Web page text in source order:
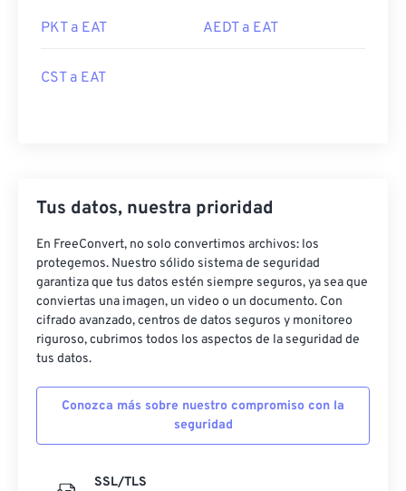
PKT a EAT AEDT a EAT
CST a EAT
Tus datos, nuestra prioridad
En FreeConvert, no solo convertimos archivos: los
protegemos. Nuestro sólido sistema de seguridad
garantiza que tus datos estén siempre seguros, ya sea que
conviertas una imagen, un video o un documento. Con
cifrado avanzado, centros de datos seguros y monitoreo
riguroso, cubrimos todos los aspectos de la seguridad de
tus datos.
Conozca más sobre nuestro compromiso con la
seguridad
SSL/TLS